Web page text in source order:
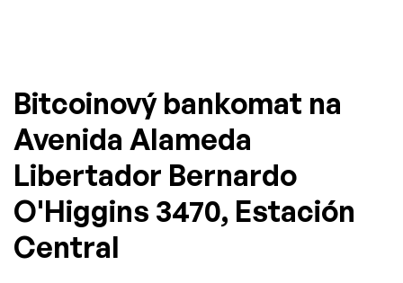
Bitcoinový bankomat na
Avenida Alameda
Libertador Bernardo
O'Higgins 3470, Estación
Central